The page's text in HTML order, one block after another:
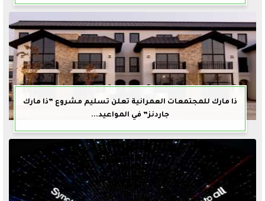
ذا مارك للمجتمعات العمرانية تعلن تسليم مشروع ”ذا مارك
جاردنز” في المواعيد...